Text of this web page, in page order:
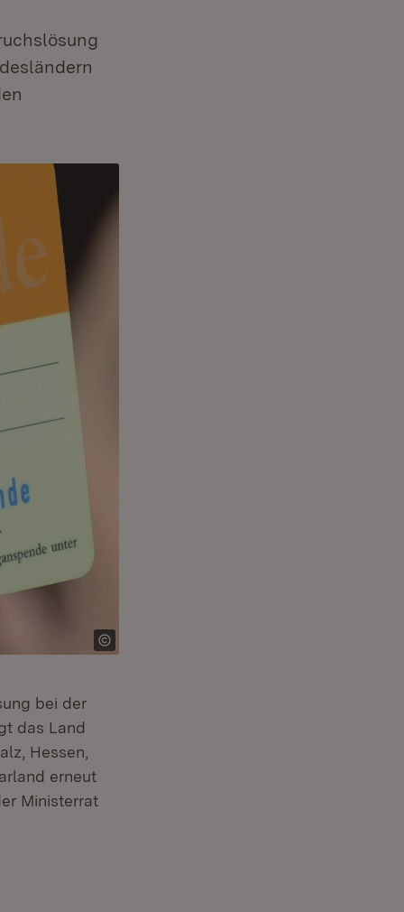
bei der
das Land
Hessen,
erneut
Ministerrat